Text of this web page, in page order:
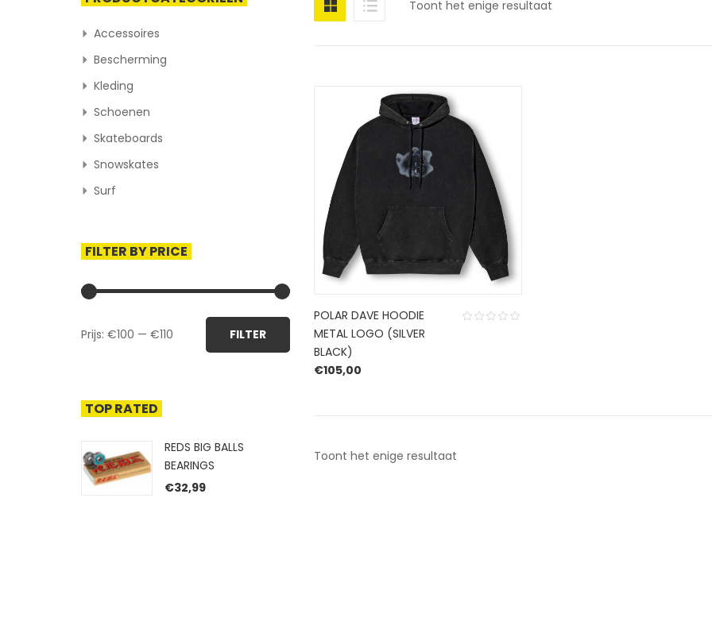
Accessoires
Bescherming
Kleding
Schoenen
Skateboards
Snowskates
Surf
FILTER BY PRICE
prijs
prijs
FILTER
Prijs: €100 — €110
TOP RATED
REDS BIG BALLS
BEARINGS
€32,99
Toont het enige resultaat
POLAR DAVE HOODIE
METAL LOGO (SILVER
BLACK)
€105,00
Toont het enige resultaat